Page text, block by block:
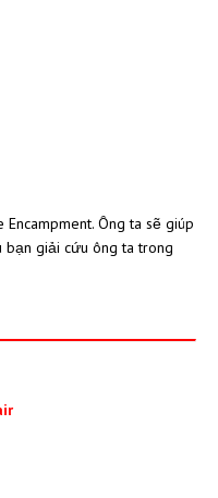
Encampment. Ông ta sẽ giúp
bạn giải cứu ông ta trong